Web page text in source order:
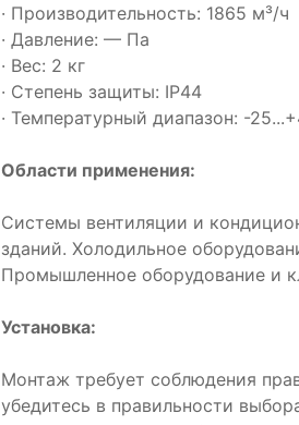
· Производительность: 1865 м³/ч
· Давление: — Па
· Вес: 2 кг
· Степень защиты: IP44
· Температурный диапазон: -
Области применения:
Системы вентиляции и
зданий. Холодильное
Промышленное оборудование и
Установка:
Монтаж требует соблюдения
убедитесь в правильности